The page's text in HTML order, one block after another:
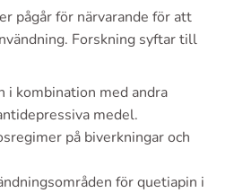
pågår för närvarande för att
Forskning syftar till
i kombination med andra
medel.
på biverkningar och
för quetiapin i